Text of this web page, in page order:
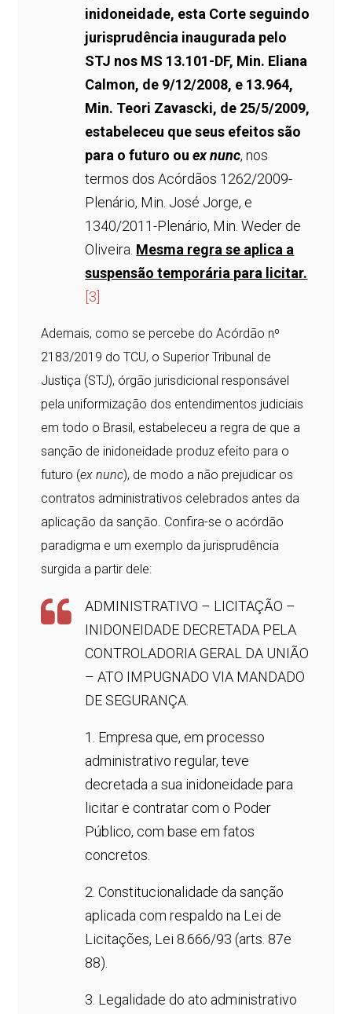
inidoneidade, esta Corte seguindo
jurisprudência inaugurada pelo
STJ nos MS 13.101-DF, Min. Eliana
Calmon, de 9/12/2008, e 13.964,
Min. Teori Zavascki, de 25/5/2009,
estabeleceu que seus efeitos são
para o futuro ouex nunc, nos
termos dos Acórdãos 1262/2009-
Plenário, Min. José Jorge, e
1340/2011-Plenário, Min. Weder de
Oliveira. Mesma regra se aplica a
suspensão temporária para licitar.
[3]
Ademais, como se percebe do Acórdão nº
2183/2019 do TCU, o Superior Tribunal de
Justiça (STJ), órgão jurisdicional responsável
pela uniformização dos entendimentos judiciais
em todo o Brasil, estabeleceu a regra de que a
sanção de inidoneidade produz efeito para o
futuro (ex nunc), de modo a não prejudicar os
contratos administrativos celebrados antes da
aplicação da sanção. Confira-se o acórdão
paradigma e um exemplo da jurisprudência
surgida a partir dele:
ADMINISTRATIVO – LICITAÇÃO –
INIDONEIDADE DECRETADA PELA
CONTROLADORIA GERAL DA UNIÃO
– ATO IMPUGNADO VIA MANDADO
DE SEGURANÇA.
1. Empresa que, em processo
administrativo regular, teve
decretada a sua inidoneidade para
licitar e contratar com o Poder
Público, com base em fatos
concretos.
2. Constitucionalidade da sanção
aplicada com respaldo na Lei de
Licitações, Lei 8.666/93 (arts. 87e
88).
3. Legalidade do ato administrativo